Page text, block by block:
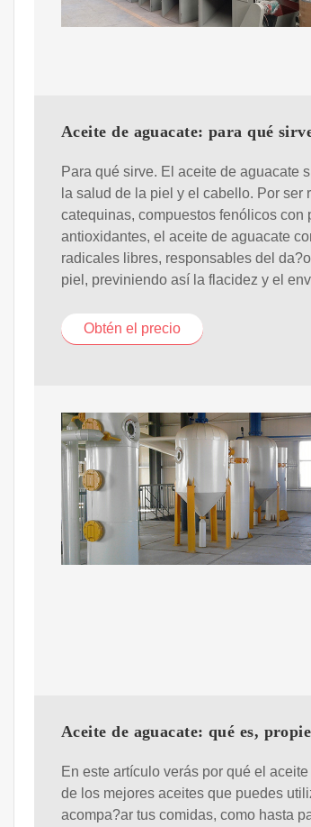
Aceite de aguacate: para qué
Para qué sirve. El aceite de aguacate
la salud de la piel y el cabello. Por ser
catequinas, compuestos fenólicos con
antioxidantes, el aceite de aguacate
radicales libres, responsables del
piel, previniendo así la flacidez y el
Obtén el precio
Aceite de aguacate: qué es,
En este artículo verás por qué el
de los mejores aceites que puedes
acompa?ar tus comidas, como hasta